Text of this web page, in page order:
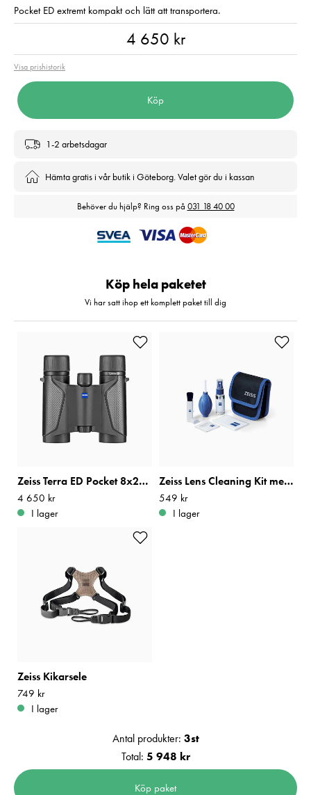
Pocket ED extremt kompakt och lätt att transportera.
4 650 kr
Visa prishistorik
Köp
1-2 arbetsdagar
Hämta gratis i vår butik i Göteborg. Valet gör du i kassan
Behöver du hjälp? Ring oss på 031 18 40 00
Köp hela paketet
Vi har satt ihop ett komplett paket till dig
Zeiss Terra ED Pocket 8x25 Svart/Svart
Pris:4 650 kr
4 650 kr
I lager
Zeiss Lens Cleaning Kit med Blåsbälg
Pris: 549 kr
549 kr
I lager
Zeiss Kikarsele
Pris: 749 kr
749 kr
I lager
Antal produkter: 3st
Total: 5 948 kr
Köp paket